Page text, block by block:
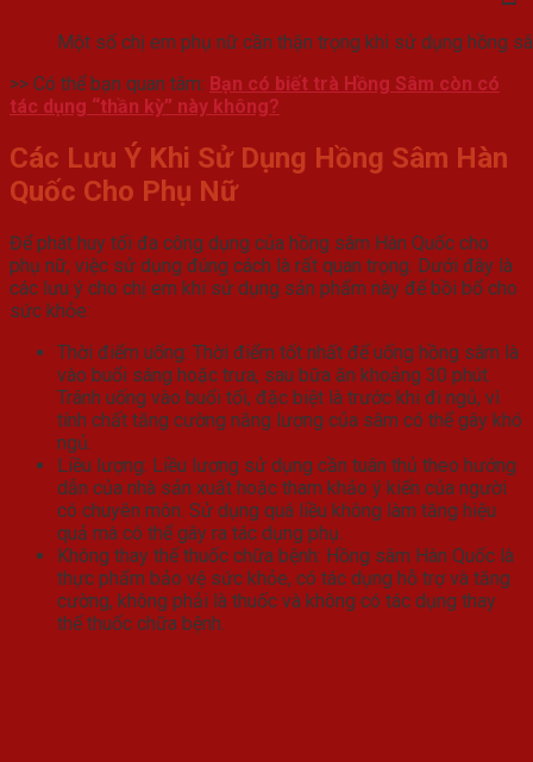
Một số chị em phụ nữ cần thận trọng khi sử dụng hồng
>> Có thể bạn quan tâm: Bạn có biết trà Hồng Sâm còn có
tác dụng “thần kỳ” này không?
Các Lưu Ý Khi Sử Dụng Hồng Sâm Hàn
Quốc Cho Phụ Nữ
Để phát huy tối đa công dụng của hồng sâm Hàn Quốc cho
phụ nữ, việc sử dụng đúng cách là rất quan trọng. Dưới đây là
các lưu ý cho chị em khi sử dụng sản phẩm này để bồi bổ cho
sức khỏe:
Thời điểm uống: Thời điểm tốt nhất để uống hồng sâm là
vào buổi sáng hoặc trưa, sau bữa ăn khoảng 30 phút.
Tránh uống vào buổi tối, đặc biệt là trước khi đi ngủ, vì
tính chất tăng cường năng lượng của sâm có thể gây khó
ngủ.
Liều lượng: Liều lượng sử dụng cần tuân thủ theo hướng
dẫn của nhà sản xuất hoặc tham khảo ý kiến của người
có chuyên môn. Sử dụng quá liều không làm tăng hiệu
quả mà có thể gây ra tác dụng phụ.
Không thay thế thuốc chữa bệnh: Hồng sâm Hàn Quốc là
thực phẩm bảo vệ sức khỏe, có tác dụng hỗ trợ và tăng
cường, không phải là thuốc và không có tác dụng thay
thế thuốc chữa bệnh.